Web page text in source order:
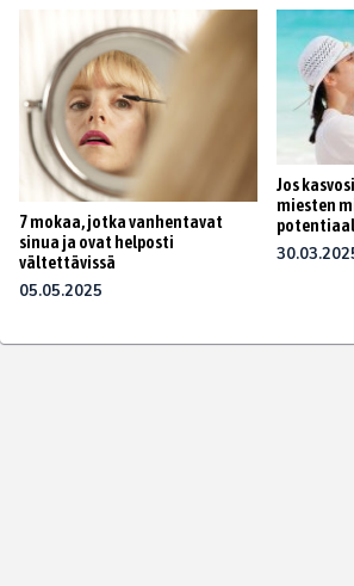
7 mokaa, jotka vanhentavat
sinua ja ovat helposti
vältettävissä
05.05.2025
Jos
miesten